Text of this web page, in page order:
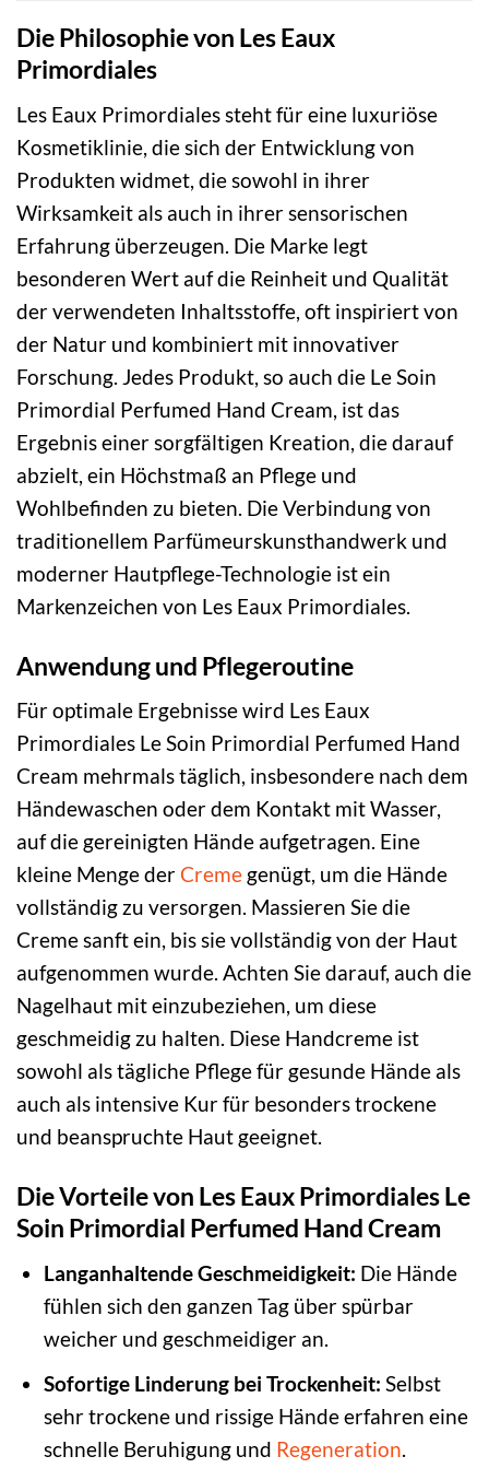
Die Philosophie von Les Eaux
Primordiales
Les Eaux Primordiales steht für eine luxuriöse
Kosmetiklinie, die sich der Entwicklung von
Produkten widmet, die sowohl in ihrer
Wirksamkeit als auch in ihrer sensorischen
Erfahrung überzeugen. Die Marke legt
besonderen Wert auf die Reinheit und Qualität
der verwendeten Inhaltsstoffe, oft inspiriert von
der Natur und kombiniert mit innovativer
Forschung. Jedes Produkt, so auch die Le Soin
Primordial Perfumed Hand Cream, ist das
Ergebnis einer sorgfältigen Kreation, die darauf
abzielt, ein Höchstmaß an Pflege und
Wohlbefinden zu bieten. Die Verbindung von
traditionellem Parfümeurskunsthandwerk und
moderner Hautpflege-Technologie ist ein
Markenzeichen von Les Eaux Primordiales.
Anwendung und Pflegeroutine
Für optimale Ergebnisse wird Les Eaux
Primordiales Le Soin Primordial Perfumed Hand
Cream mehrmals täglich, insbesondere nach dem
Händewaschen oder dem Kontakt mit Wasser,
auf die gereinigten Hände aufgetragen. Eine
kleine Menge derCreme genügt, um die Hände
vollständig zu versorgen. Massieren Sie die
Creme sanft ein, bis sie vollständig von der Haut
aufgenommen wurde. Achten Sie darauf, auch die
Nagelhaut mit einzubeziehen, um diese
geschmeidig zu halten. Diese Handcreme ist
sowohl als tägliche Pflege für gesunde Hände als
auch als intensive Kur für besonders trockene
und beanspruchte Haut geeignet.
Die Vorteile von Les Eaux Primordiales Le
Soin Primordial Perfumed Hand Cream
Langanhaltende Geschmeidigkeit: Die Hände
fühlen sich den ganzen Tag über spürbar
weicher und geschmeidiger an.
Sofortige Linderung bei Trockenheit: Selbst
sehr trockene und rissige Hände erfahren eine
schnelle Beruhigung und Regeneration.